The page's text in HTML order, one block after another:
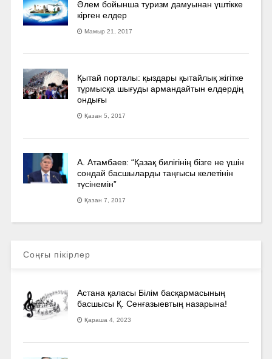
Әлем бойынша туризм дамуынан үштікке
кірген елдер
Мамыр 21, 2017
Қытай порталы: қыздары қытайлық жігітке
тұрмысқа шығуды армандайтын елдердің
ондығы
Қазан 5, 2017
А. Атамбаев: “Қазақ билігінің бізге не үшін
сондай басшыларды таңғысы келетінін
түсінемін”
Қазан 7, 2017
Соңғы пікірлер
Астана қаласы Білім басқармасының
басшысы Қ. Сенғазыевтың назарына!
Қараша 4, 2023